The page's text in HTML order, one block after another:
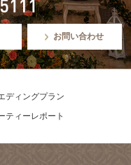
お問い合わせ
ディングプラン
ティーレポート